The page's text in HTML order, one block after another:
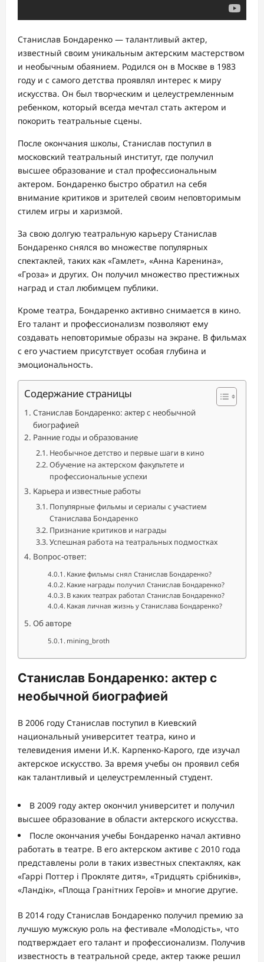
Станислав Бондаренко — талантливый актер,
известный своим уникальным актерским мастерством
и необычным обаянием. Родился он в Москве в 1983
году и с самого детства проявлял интерес к миру
искусства. Он был творческим и целеустремленным
ребенком, который всегда мечтал стать актером и
покорить театральные сцены.
После окончания школы, Станислав поступил в
московский театральный институт, где получил
высшее образование и стал профессиональным
актером. Бондаренко быстро обратил на себя
внимание критиков и зрителей своим неповторимым
стилем игры и харизмой.
За свою долгую театральную карьеру Станислав
Бондаренко снялся во множестве популярных
спектаклей, таких как «Гамлет», «Анна Каренина»,
«Гроза» и других. Он получил множество престижных
наград и стал любимцем публики.
Кроме театра, Бондаренко активно снимается в кино.
Его талант и профессионализм позволяют ему
создавать неповторимые образы на экране. В фильмах
с его участием присутствует особая глубина и
эмоциональность.
Содержание страницы
Станислав Бондаренко: актер с необычной
биографией
Ранние годы и образование
Необычное детство и первые шаги в кино
Обучение на актерском факультете и
профессиональные успехи
Карьера и известные работы
Популярные фильмы и сериалы с участием
Станислава Бондаренко
Признание критиков и награды
Успешная работа на театральных подмостках
Вопрос-ответ:
Какие фильмы снял Станислав Бондаренко?
Какие награды получил Станислав Бондаренко?
В каких театрах работал Станислав Бондаренко?
Какая личная жизнь у Станислава Бондаренко?
Об авторе
mining_broth
Станислав Бондаренко: актер с
необычной биографией
В 2006 году Станислав поступил в Киевский
национальный университет театра, кино и
телевидения имени И.К. Карпенко-Карого, где изучал
актерское искусство. За время учебы он проявил себя
как талантливый и целеустремленный студент.
В 2009 году актер окончил университет и получил
высшее образование в области актерского искусства.
После окончания учебы Бондаренко начал активно
работать в театре. В его актерском активе с 2010 года
представлены роли в таких известных спектаклях, как
«Гаррі Поттер і Прокляте дитя», «Тридцять срібників»,
«Ландік», «Площа Гранітних Героїв» и многие другие.
В 2014 году Станислав Бондаренко получил премию за
лучшую мужскую роль на фестивале «Молодість», что
подтверждает его талант и профессионализм. Получив
известность в театральной среде, актер также решил